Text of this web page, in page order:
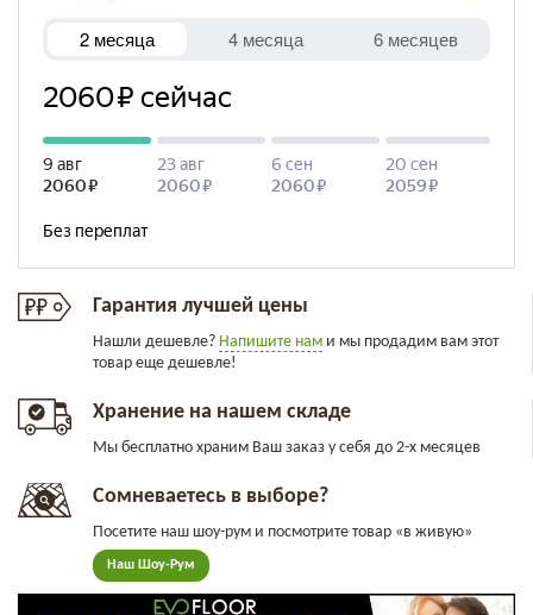
Гарантия лучшей цены
Нашли дешевле? Напишите нам и мы продадим вам этот
товар еще дешевле!
Хранение на нашем складе
Мы бесплатно храним Ваш заказ у себя до 2-х месяцев
Сомневаетесь в выборе?
Посетите наш шоу-рум и посмотрите товар «в живую»
Наш Шоу-Рум